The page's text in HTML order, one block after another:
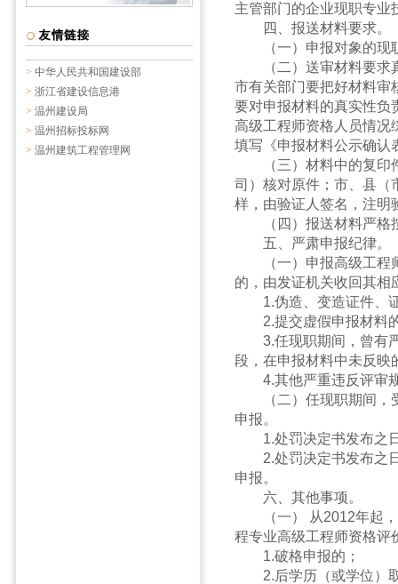
> 中华人民共和国建设部
> 浙江省建设信息港
> 温州建设局
> 温州招标投标网
> 温州建筑工程管理网
主管部门的企业现职专业
四、报送材料要求。
（一）申报对象的现职
（二）送审材料要求真
市有关部门要把好材料审
要对申报材料的真实性负
高级工程师资格人员情况
填写《申报材料公示确认
（三）材料中的复印件
司）核对原件；市、县（
样，由验证人签名，注明
（四）报送材料严格按
五、严肃申报纪律。
（一）申报高级工程师
的，由发证机关收回其相
1.伪造、变造证件、
2.提交虚假申报材料
3.任现职期间，曾有严
段，在申报材料中未反映
4.其他严重违反评审
（二）任现职期间，受
申报。
1.处罚决定书发布之日
2.处罚决定书发布之日
申报。
六、其他事项。
（一） 从2012年起，
程专业高级工程师资格评
1.破格申报的；
2.后学历（或学位）取